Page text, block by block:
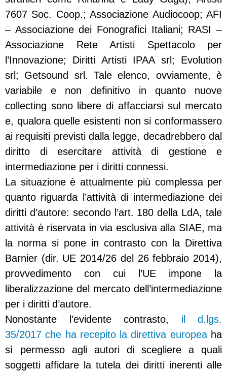
7607 Soc. Coop.; Associazione Audiocoop; AFI
– Associazione dei Fonografici Italiani; RASI –
Associazione Rete Artisti Spettacolo per
l’Innovazione; Diritti Artisti IPAA srl; Evolution
srl; Getsound srl. Tale elenco, ovviamente, è
variabile e non definitivo in quanto nuove
collecting sono libere di affacciarsi sul mercato
e, qualora quelle esistenti non si conformassero
ai requisiti previsti dalla legge, decadrebbero dal
diritto di esercitare attività di gestione e
intermediazione per i diritti connessi.
La situazione è attualmente più complessa per
quanto riguarda l’attività di intermediazione dei
diritti d’autore: secondo l’art. 180 della LdA, tale
attività è riservata in via esclusiva alla SIAE, ma
la norma si pone in contrasto con la Direttiva
Barnier (dir. UE 2014/26 del 26 febbraio 2014),
provvedimento con cui l’UE impone la
liberalizzazione del mercato dell’intermediazione
per i diritti d’autore.
Nonostante l’evidente contrasto, il d.lgs.
35/2017 che ha recepito la direttiva europeaha
sì permesso agli autori di scegliere a quali
soggetti affidare la tutela dei diritti inerenti alle